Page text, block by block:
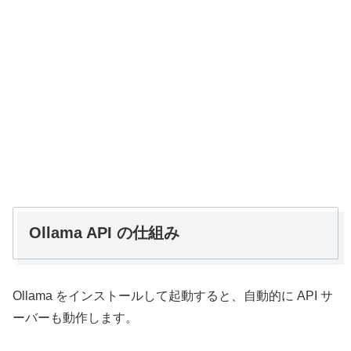
Ollama API の仕組み
Ollama をインストールして起動すると、自動的に API サ
ーバーも動作します。